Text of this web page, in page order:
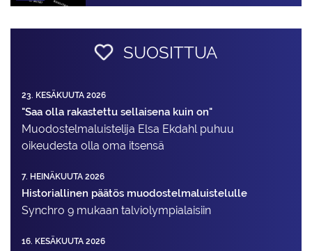
SUOSITTUA
23. KESÄKUUTA 2026
"Saa olla rakastettu sellaisena kuin on"
Muodostelma­luistelija Elsa Ekdahl puhuu
oikeudesta olla oma itsensä
7. HEINÄKUUTA 2026
Historiallinen päätös muodostelmaluistelulle
Synchro 9 mukaan talviolympialaisiin
16. KESÄKUUTA 2026